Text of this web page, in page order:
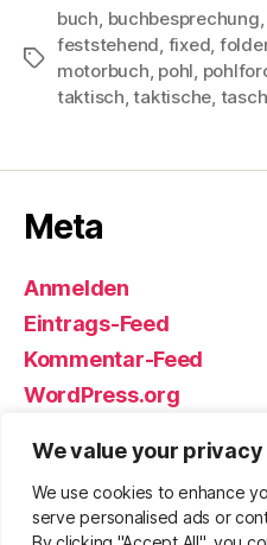
We value your privacy
We use cookies to enhance
serve personalised ads or
Schlagwörter
buch, buchbesprechung,
feststehend, fixed,
motorbuch, pohl,
taktisch,taktische,
Meta
Anmelden
Eintrags-Feed
Kommentar-Feed
WordPress.org
© 2026Björn Eickhoff –
rund um Messer,